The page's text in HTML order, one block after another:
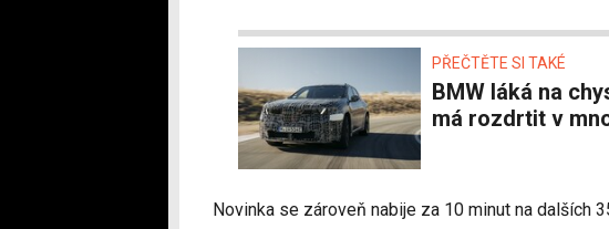
PŘEČTĚTE SI TAKÉ
BMW láká na chystaný model iX3. Konkurenci
má rozdrtit v
Novinka se zároveň nabije za 10 minut na dalších